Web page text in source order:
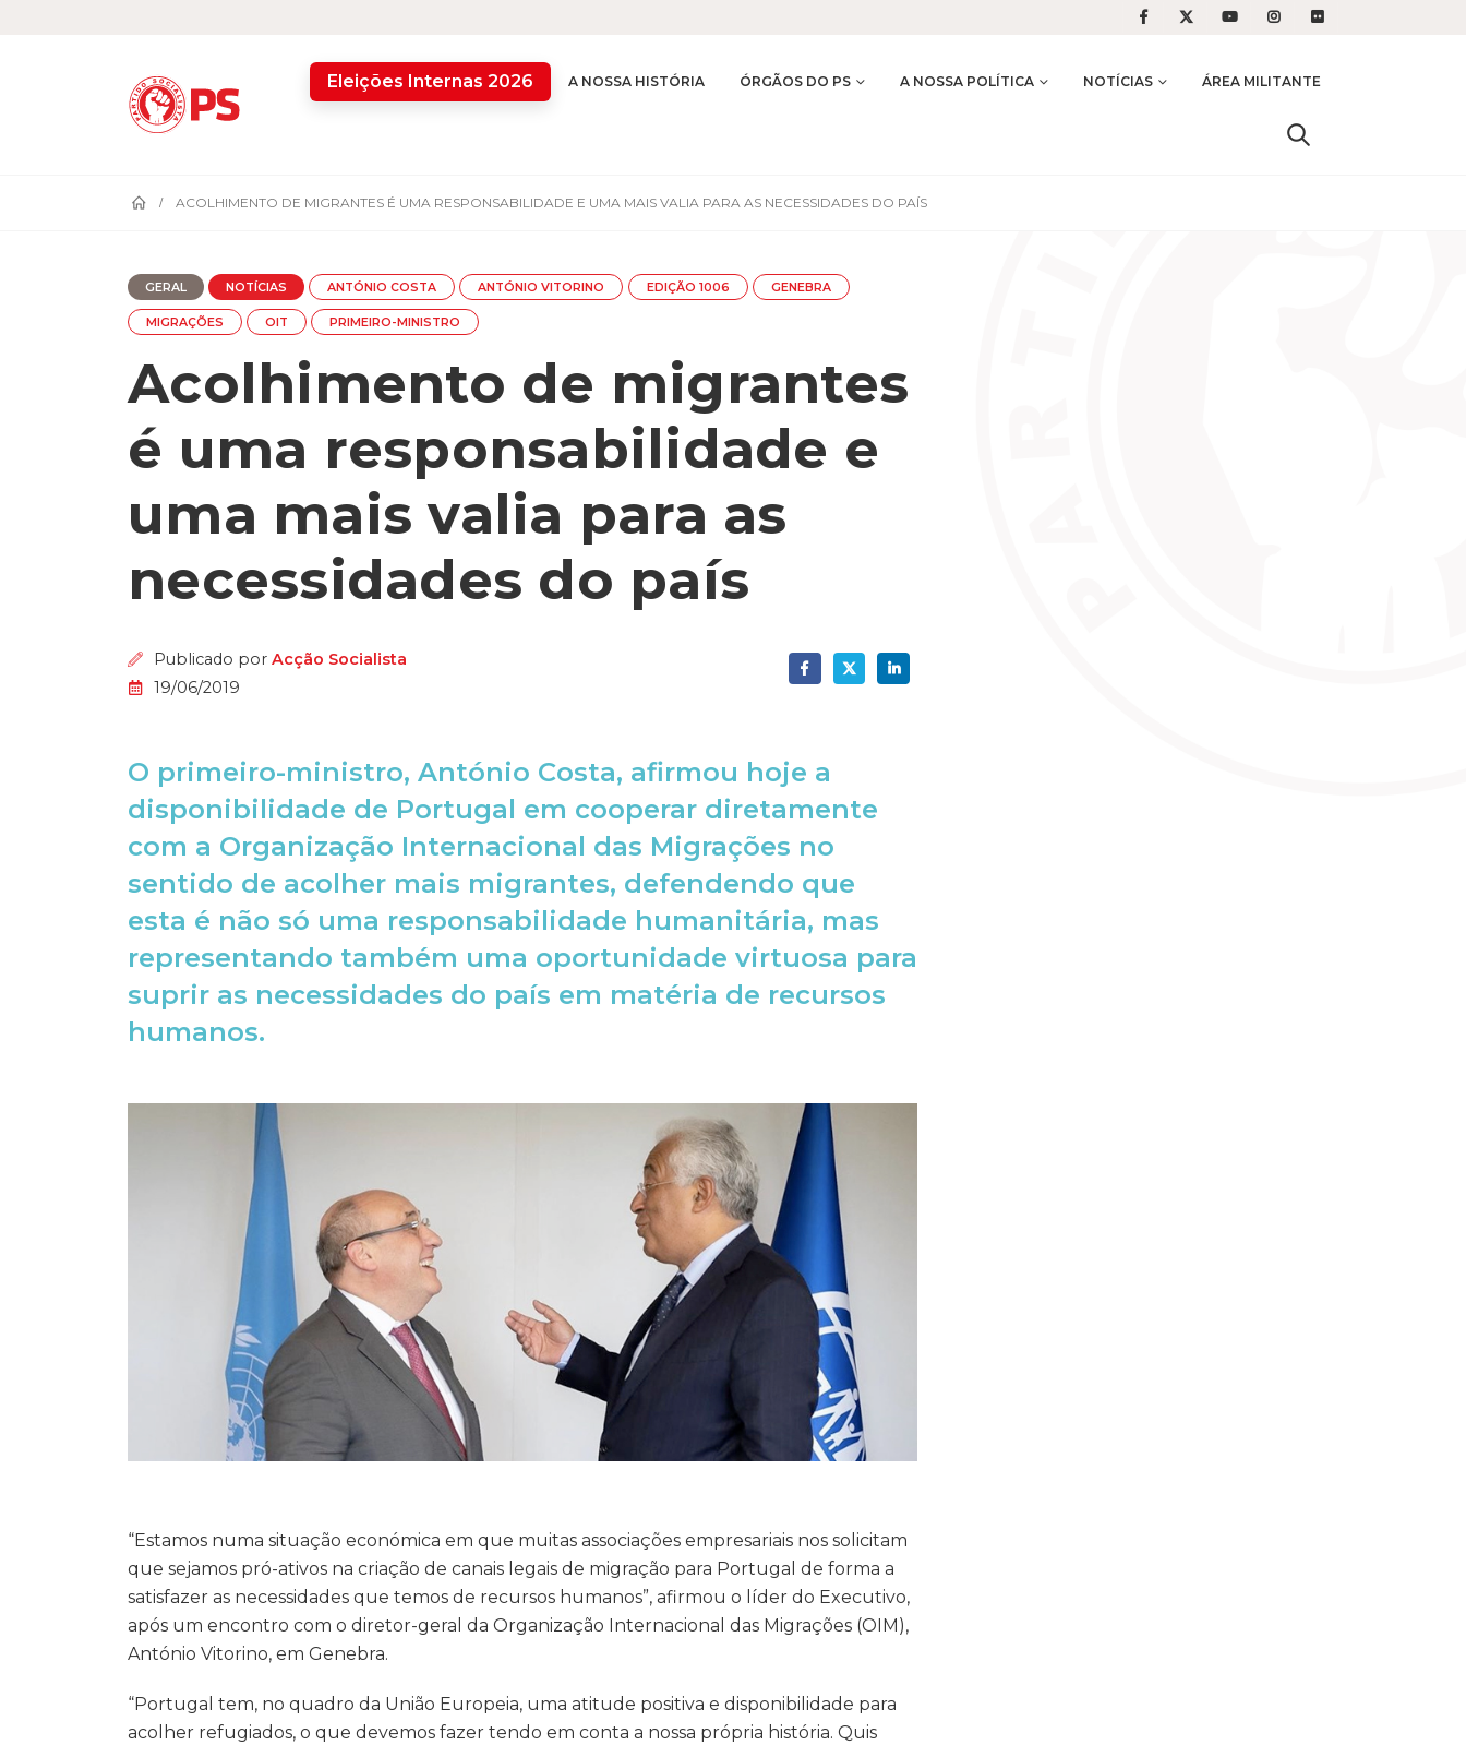
Eleições Internas 2026 A NOSSA HISTÓRIA ÓRGÃOS DO PS A NOSSA POLÍTICA NOTÍCIAS ÁREA MILITANTE
ACOLHIMENTO DE MIGRANTES É UMA RESPONSABILIDADE E UMA MAIS VALIA PARA AS NECESSIDADES DO PAÍS
GERAL NOTÍCIAS ANTÓNIO COSTA ANTÓNIO VITORINO EDIÇÃO 1006 GENEBRA
MIGRAÇÕES OIT PRIMEIRO-MINISTRO
Acolhimento de migrantes
é uma responsabilidade e
uma mais valia para as
necessidades do país
19/06/2019
Publicado porAcção Socialista
O primeiro-ministro, António Costa, afirmou hoje a
disponibilidade de Portugal em cooperar diretamente
com a Organização Internacional das Migrações no
sentido de acolher mais migrantes, defendendo que
esta é não só uma responsabilidade humanitária, mas
representando também uma oportunidade virtuosa para
suprir as necessidades do país em matéria de recursos
humanos.
“Estamos numa situação económica em que muitas associações empresariais nos solicitam
que sejamos pró-ativos na criação de canais legais de migração para Portugal de forma a
satisfazer as necessidades que temos de recursos humanos”, afirmou o líder do Executivo,
após um encontro com o diretor-geral da Organização Internacional das Migrações (OIM),
António Vitorino, em Genebra.
“Portugal tem, no quadro da União Europeia, uma atitude positiva e disponibilidade para
acolher refugiados, o que devemos fazer tendo em conta a nossa própria história. Quis